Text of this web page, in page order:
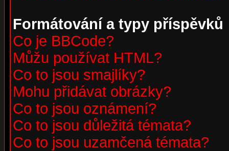
Formátování a typy příspěvků
Co je BBCode?
Můžu používat HTML?
Co to jsou smajlíky?
Mohu přidávat obrázky?
Co to jsou oznámení?
Co to jsou důležitá témata?
Co to jsou uzamčená témata?